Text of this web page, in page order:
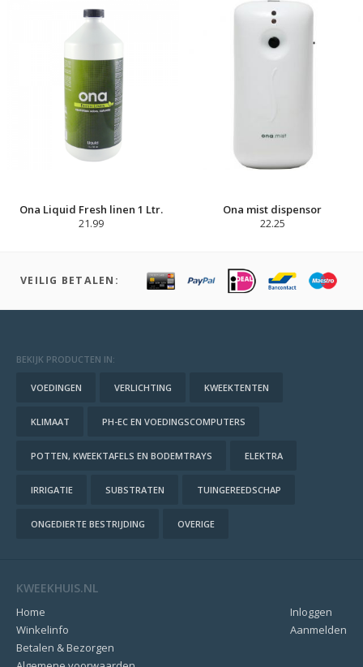
Ona Liquid Fresh linen 1 Ltr.
21.99
Ona mist dispensor
22.25
VEILIG BETALEN:
BEKIJK PRODUCTEN IN:
VOEDINGEN VERLICHTING KWEEKTENTEN
KLIMAAT PH-EC EN VOEDINGSCOMPUTERS
POTTEN, KWEEKTAFELS EN BODEMTRAYS ELEKTRA
IRRIGATIE SUBSTRATEN TUINGEREEDSCHAP
ONGEDIERTE BESTRIJDING OVERIGE
KWEEKHUIS.NL
Inloggen
Aanmelden
Home
Winkelinfo
Betalen & Bezorgen